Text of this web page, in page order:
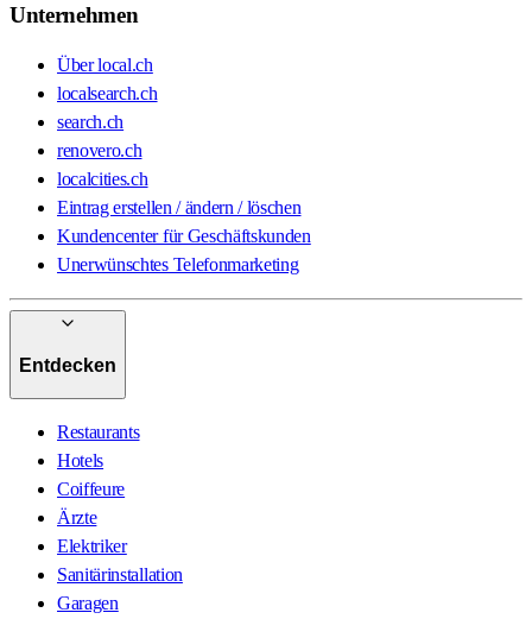
Unternehmen
Über local.ch
localsearch.ch
search.ch
renovero.ch
localcities.ch
Eintrag erstellen / ändern / löschen
Kundencenter für Geschäftskunden
Unerwünschtes Telefonmarketing
Entdecken
Restaurants
Hotels
Coiffeure
Ärzte
Elektriker
Sanitärinstallation
Garagen